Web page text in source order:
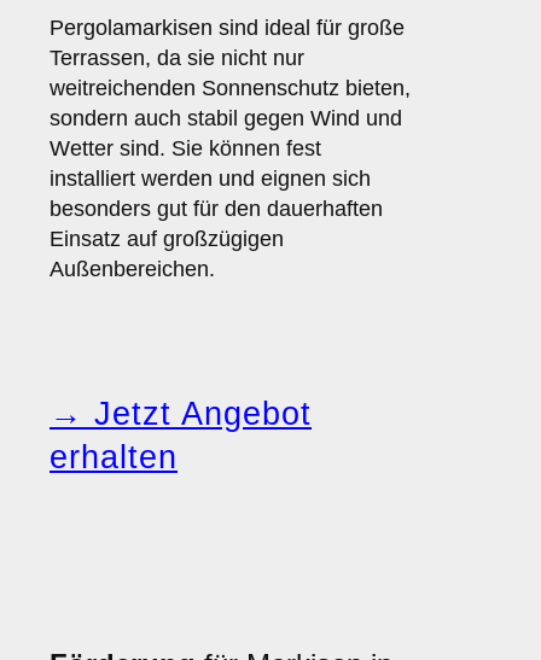
Pergolamarkisen sind ideal für große
Terrassen, da sie nicht nur
weitreichenden Sonnenschutz bieten,
sondern auch stabil gegen Wind und
Wetter sind. Sie können fest
installiert werden und eignen sich
besonders gut für den dauerhaften
Einsatz auf großzügigen
Außenbereichen.
→ Jetzt Angebot
erhalten